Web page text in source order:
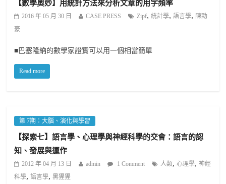
【數學奧妙】用統計方法來分析文章的用字頻率
2016 年 05 月 30 日 CASE PRESS Zipf,統計學,語言學, 陳勁
豪
■巴塞隆納的數學家證實可以用一個相當簡單
Read more
第 7期：大腦、演化與學習
【探索七】語言學、心理學與神經科學的交會：語言的認
知、發展與運作
2012 年 04 月 13 日 admin 1 Comment 人類,心理學,神經
科學,語言學,黑猩猩